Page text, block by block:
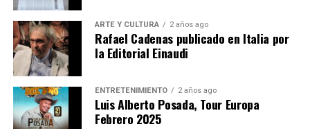
Presentación del libro «La difícil belleza de las
esquinas», de Leonardo Padrón
Emisión en directo | Instituto Cervantes
Nota
Post Views: 1.164
ARTE Y CULTURA 2 años ago
Rafael Cadenas publicado en Italia por
la Editorial Einaudi
ENTRETENIMIENTO 2 años ago
Luis Alberto Posada, Tour Europa
Febrero 2025